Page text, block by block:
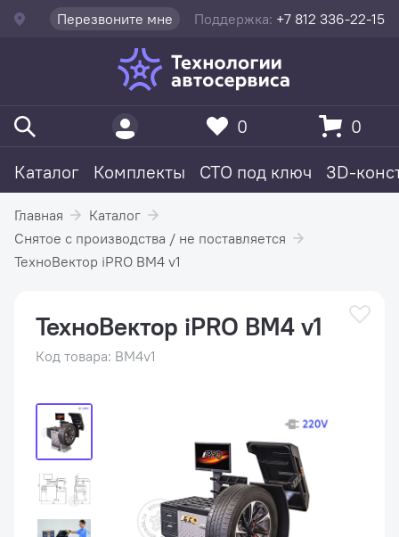
Перезвоните мне Поддержка: +7 812 336-22-15
Каталог Комплекты СТО под ключ 3D-
0 0
Главная
Каталог
Снятое с производства / не поставляется
ТехноВектор iPRO BM4 v1
ТехноВектор iPRO BM4 v1
Код товара: BM4v1